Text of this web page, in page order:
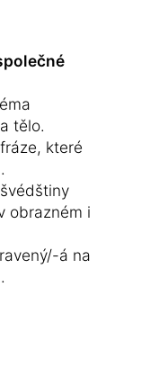
tělo.
které
obrazném i
á na